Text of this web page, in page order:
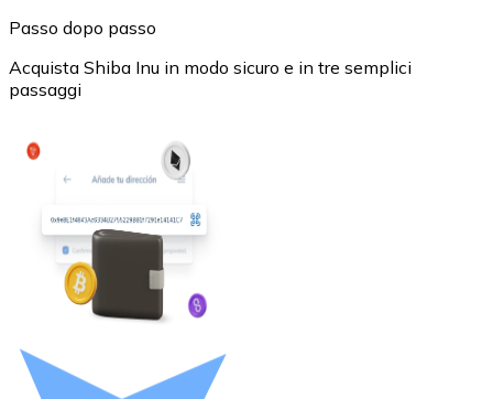
LTC
Passo dopo passo
Acquista Shiba Inu in modo sicuro e in tre semplici
passaggi